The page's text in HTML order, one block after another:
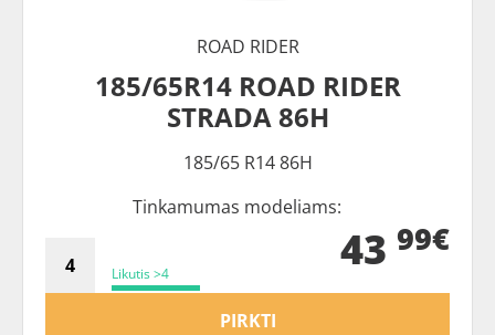
ROAD RIDER
185/65R14 ROAD RIDER
STRADA 86H
185/65 R14 86H
Tinkamumas modeliams:
Likutis >4 43 99€
PIRKTI